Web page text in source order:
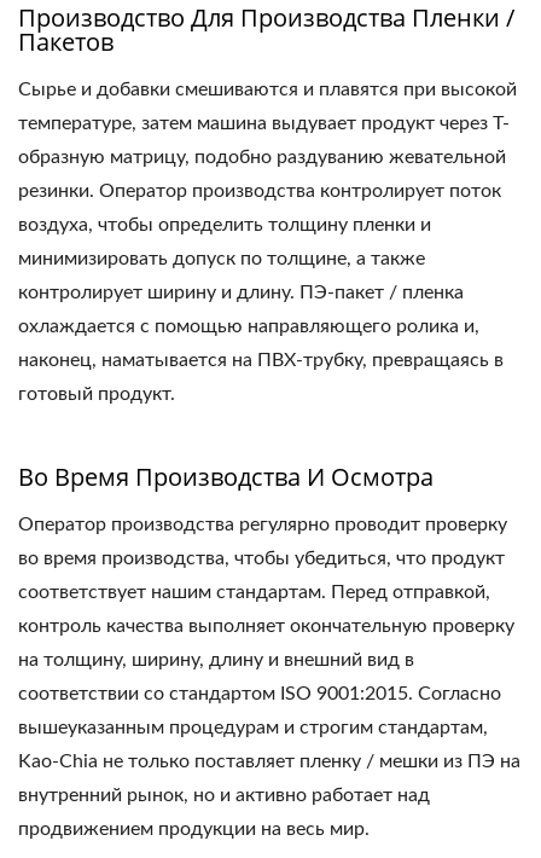
Производство Для Производства Пленки /
Пакетов
Сырье и добавки смешиваются и плавятся при высокой
температуре, затем машина выдувает продукт через T-
образную матрицу, подобно раздуванию жевательной
резинки. Оператор производства контролирует поток
воздуха, чтобы определить толщину пленки и
минимизировать допуск по толщине, а также
контролирует ширину и длину. ПЭ-пакет / пленка
охлаждается с помощью направляющего ролика и,
наконец, наматывается на ПВХ-трубку, превращаясь в
готовый продукт.
Во Время Производства И Осмотра
Оператор производства регулярно проводит проверку
во время производства, чтобы убедиться, что продукт
соответствует нашим стандартам. Перед отправкой,
контроль качества выполняет окончательную проверку
на толщину, ширину, длину и внешний вид в
соответствии со стандартом ISO 9001:2015. Согласно
вышеуказанным процедурам и строгим стандартам,
Kao-Chia не только поставляет пленку / мешки из ПЭ на
внутренний рынок, но и активно работает над
продвижением продукции на весь мир.